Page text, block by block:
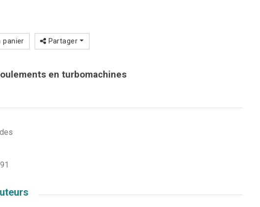
panier Partager
en turbomachines